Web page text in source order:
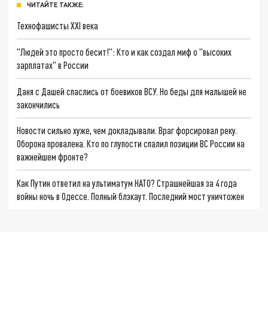
ЧИТАЙТЕ ТАКЖЕ:
Технофашисты XXI века
"Людей это просто бесит!": Кто и как создал миф о "высоких
зарплатах" в России
Даня с Дашей спаслись от боевиков ВСУ. Но беды для малышей не
закончились
Новости сильно хуже, чем докладывали. Враг форсировал реку.
Оборона провалена. Кто по глупости спалил позиции ВС России на
важнейшем фронте?
Как Путин ответил на ультиматум НАТО? Страшнейшая за 4 года
войны ночь в Одессе. Полный блэкаут. Последний мост уничтожен